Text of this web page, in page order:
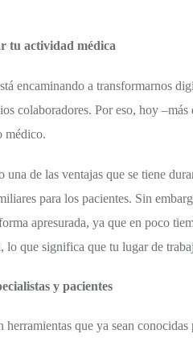
tu actividad médica
encaminando a transformarnos
colaboradores. Por eso, hoy
médico.
de las ventajas que se tiene
para los pacientes. Sin
apresurada, ya que en poco
que significa que tu lugar de
y pacientes
que ya sean